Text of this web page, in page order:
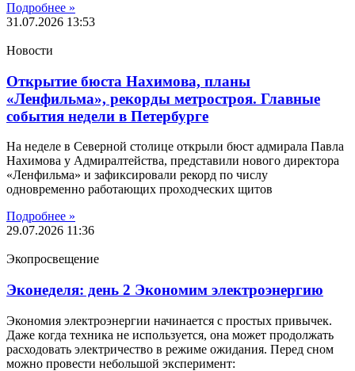
Подробнее »
31.07.2026 13:53
Новости
Открытие бюста Нахимова, планы
«Ленфильма», рекорды метростроя. Главные
события недели в Петербурге
На неделе в Северной столице открыли бюст адмирала Павла
Нахимова у Адмиралтейства, представили нового директора
«Ленфильма» и зафиксировали рекорд по числу
одновременно работающих проходческих щитов
Подробнее »
29.07.2026 11:36
Экопросвещение
Эконеделя: день 2 Экономим электроэнергию
Экономия электроэнергии начинается с простых привычек.
Даже когда техника не используется, она может продолжать
расходовать электричество в режиме ожидания. Перед сном
можно провести небольшой эксперимент: